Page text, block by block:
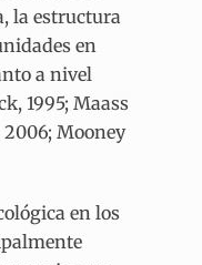
la estructura
en
a nivel
1995; Maass
2006; Mooney
en los